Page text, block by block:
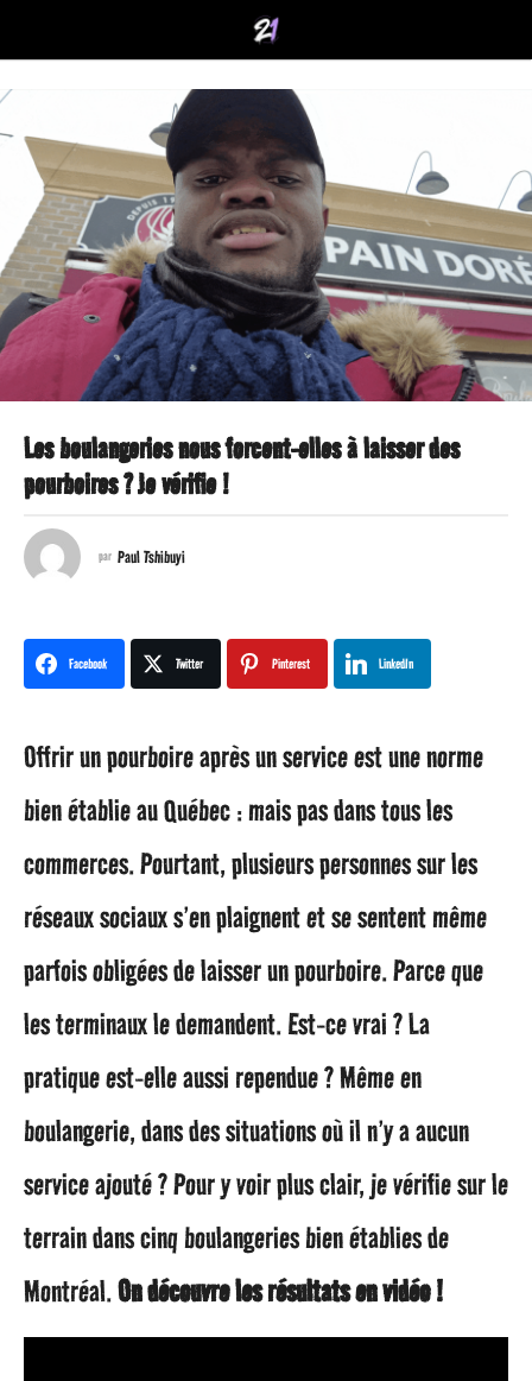
2
a
n
o
2
a
n
s
a
g
o
Les boulangeries nous forcent-elles à laisser des
pourboires ? Je vérifie !
par Paul Tshibuyi
Facebook Twitter Pinterest LinkedIn
Offrir un pourboire après un service est une norme
bien établie au Québec : mais pas dans tous les
commerces. Pourtant, plusieurs personnes sur les
réseaux sociaux s’en plaignent et se sentent même
parfois obligées de laisser un pourboire. Parce que
les terminaux le demandent. Est-ce vrai ? La
pratique est-elle aussi rependue ? Même en
boulangerie, dans des situations où il n’y a aucun
service ajouté ? Pour y voir plus clair, je vérifie sur le
terrain dans cinq boulangeries bien établies de
Montréal.On découvre les résultats en vidéo !